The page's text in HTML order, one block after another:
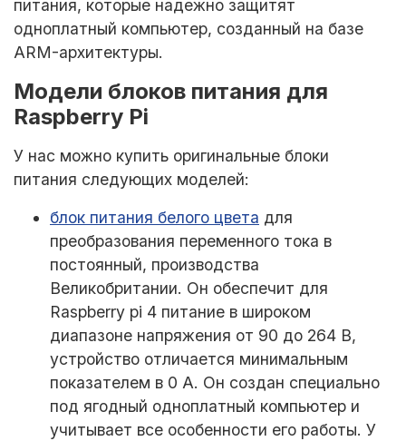
питания, которые надежно защитят
одноплатный компьютер, созданный на базе
ARM-архитектуры.
Модели блоков питания для
Raspberry Pi
У нас можно купить оригинальные блоки
питания следующих моделей:
блок питания белого цвета для
преобразования переменного тока в
постоянный, производства
Великобритании. Он обеспечит для
Raspberry pi 4 питание в широком
диапазоне напряжения от 90 до 264 В,
устройство отличается минимальным
показателем в 0 А. Он создан специально
под ягодный одноплатный компьютер и
учитывает все особенности его работы. У